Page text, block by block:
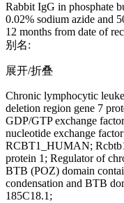
Rabbit IgG in phosphate
0.02% sodium azide and
12 months from date of
别名:
展开/折叠
Chronic lymphocytic
deletion region gene 7
GDP/GTP exchange
nucleotide exchange
RCBT1_HUMAN;
protein 1; Regulator of
BTB (POZ) domain
condensation and BTB
185C18.1;